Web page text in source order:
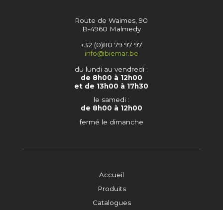
Accueil
Produits
Catalogues
Route de Waimes, 90
B-4960 Malmedy
+32 (0)80 79 97 97
info@biemar.be
du lundi au vendredi :
de 8h00 à 12h00
et de 13h00 à 17h30
le samedi :
de 8h00 à 12h00
fermé le dimanche